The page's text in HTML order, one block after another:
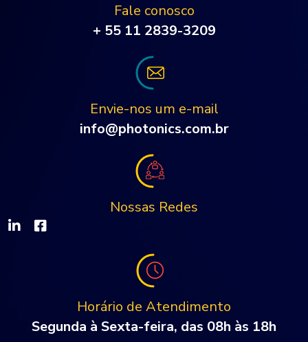
Fale conosco
+ 55 11 2839-3209
Envie-nos um e-mail
info@photonics.com.br
Nossas Redes
Horário de Atendimento
Segunda à Sexta-feira, das 08h às 18h